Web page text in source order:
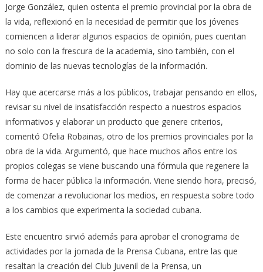
Jorge González, quien ostenta el premio provincial por la obra de
la vida, reflexionó en la necesidad de permitir que los jóvenes
comiencen a liderar algunos espacios de opinión, pues cuentan
no solo con la frescura de la academia, sino también, con el
dominio de las nuevas tecnologías de la información.
Hay que acercarse más a los públicos, trabajar pensando en ellos,
revisar su nivel de insatisfacción respecto a nuestros espacios
informativos y elaborar un producto que genere criterios,
comentó Ofelia Robainas, otro de los premios provinciales por la
obra de la vida. Argumentó, que hace muchos años entre los
propios colegas se viene buscando una fórmula que regenere la
forma de hacer pública la información. Viene siendo hora, precisó,
de comenzar a revolucionar los medios, en respuesta sobre todo
a los cambios que experimenta la sociedad cubana.
Este encuentro sirvió además para aprobar el cronograma de
actividades por la jornada de la Prensa Cubana, entre las que
resaltan la creación del Club Juvenil de la Prensa, un